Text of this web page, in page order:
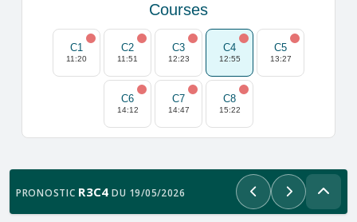
Courses
C1
11:20
C2
11:51
C3
12:23
C4
12:55
C5
13:27
C6
14:12
C7
14:47
C8
15:22
PRONOSTIC R3C4 DU 19/05/2026 PrécédentSuivant